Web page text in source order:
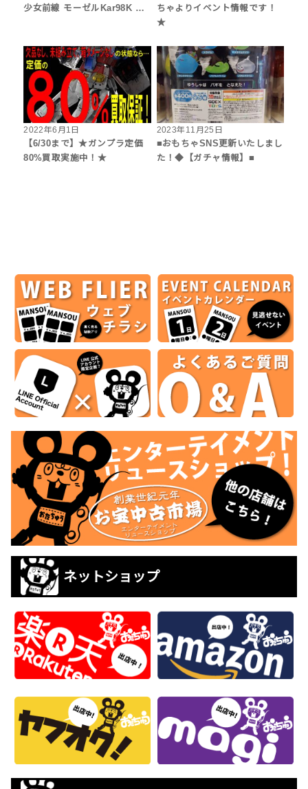
少女前線 モーゼルKar98K …
ちゃよりイベント情報です！
★
2022年6月1日
【6/30まで】★ガンプラ定価
80%買取実施中！★
2023年11月25日
■おもちゃSNS更新いたしまし
た！◆【ガチャ情報】■
ネットショップ